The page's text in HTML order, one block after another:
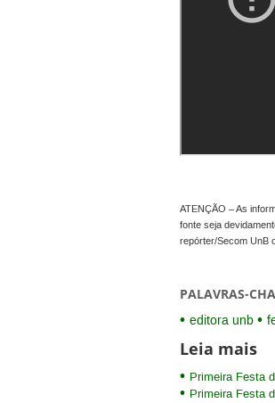
ATENÇÃO – As
fonte seja
repórter/Secom UnB
PALAVRAS-
editora unb
Leia mais
Primeira Festa
Primeira Festa